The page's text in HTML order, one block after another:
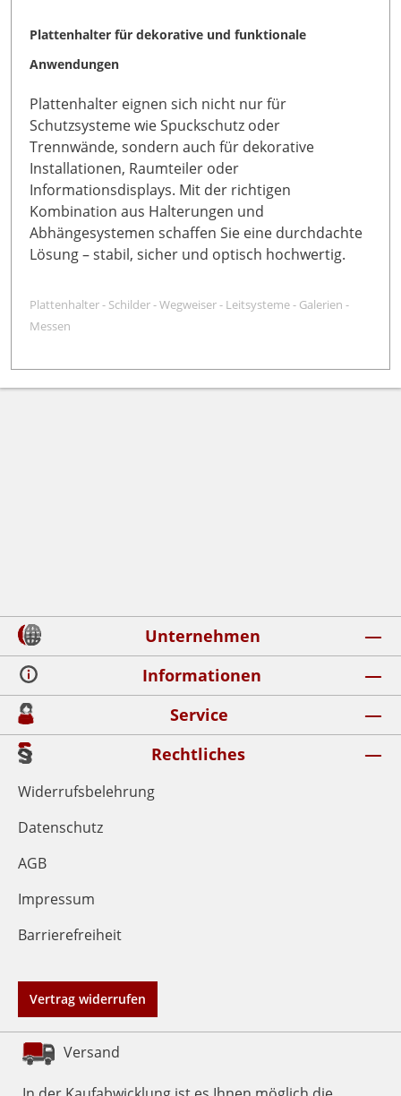
Plattenhalter für dekorative und funktionale
Anwendungen
Plattenhalter eignen sich nicht nur für
Schutzsysteme wie Spuckschutz oder
Trennwände, sondern auch für dekorative
Installationen, Raumteiler oder
Informationsdisplays. Mit der richtigen
Kombination aus Halterungen und
Abhängesystemen schaffen Sie eine durchdachte
Lösung – stabil, sicher und optisch hochwertig.
Plattenhalter - Schilder - Wegweiser - Leitsysteme - Galerien -
Messen
Unternehmen
Informationen
Service
Rechtliches
Widerrufsbelehrung
Datenschutz
AGB
Impressum
Barrierefreiheit
Vertrag widerrufen
Versand